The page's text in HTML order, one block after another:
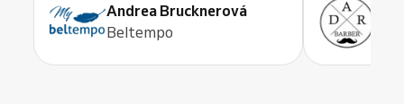
Andrea Brucknerová
Beltempo